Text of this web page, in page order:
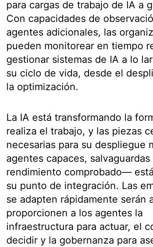
para cargas de trabajo de IA a
Con capacidades de
agentes adicionales, las
pueden monitorear en tiempo
gestionar sistemas de IA a lo
su ciclo de vida, desde el
la optimización.
La IA está transformando la
realiza el trabajo, y las piezas
necesarias para su despliegue
agentes capaces,
rendimiento comprobado—
su punto de integración. Las
se adapten rápidamente serán
proporcionen a los agentes la
infraestructura para actuar, el
decidir y la gobernanza para